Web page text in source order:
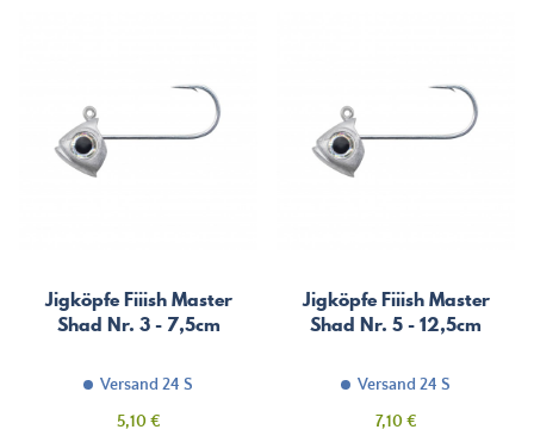
Jigköpfe Fiiish Master
Shad Nr. 3 - 7,5cm
Versand 24 S
Preis
5,10 €
Jigköpfe Fiiish Master
Shad Nr. 5 - 12,5cm
Versand 24 S
Preis
7,10 €